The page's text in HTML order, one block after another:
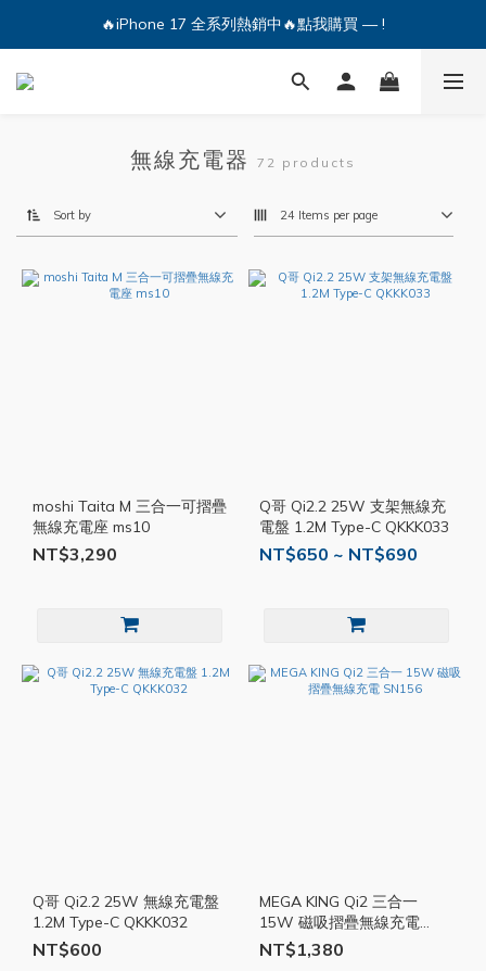
🔥iPhone 17 全系列熱銷中🔥點我購買 — !
🔥iPhone 17 全系列熱銷中🔥點我購買 — !
💕加入Q哥 Line 新好友領優惠券！🎫
無線充電器 72 products
Sort by 24 Items per page
moshi Taita M 三合一可摺疊
無線充電座 ms10
NT$3,290
Q哥 Qi2.2 25W 支架無線充
電盤 1.2M Type-C QKKK033
NT$650 ~ NT$690
Q哥 Qi2.2 25W 無線充電盤
1.2M Type-C QKKK032
NT$600
MEGA KING Qi2 三合一
15W 磁吸摺疊無線充電
SN156
NT$1,380